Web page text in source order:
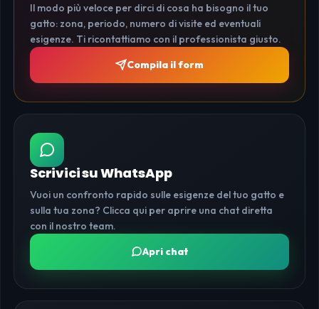
Il modo più veloce per dirci di cosa ha bisogno il tuo
gatto: zona, periodo, numero di visite ed eventuali
esigenze. Ti ricontattiamo con il professionista giusto.
Compila il form
Scrivici su WhatsApp
Vuoi un confronto rapido sulle esigenze del tuo gatto e
sulla tua zona? Clicca qui per aprire una chat diretta
con il nostro team.
Apri chat